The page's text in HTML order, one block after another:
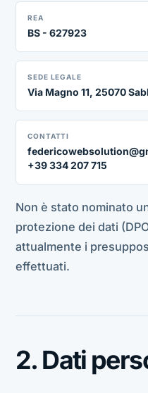
REA
BS - 627923
SEDE LEGALE
Via Magno 11, 25070
CONTATTI
+39 334 207 715
Non è stato nominato
protezione dei dati
attualmente i
effettuati.
2. Dati